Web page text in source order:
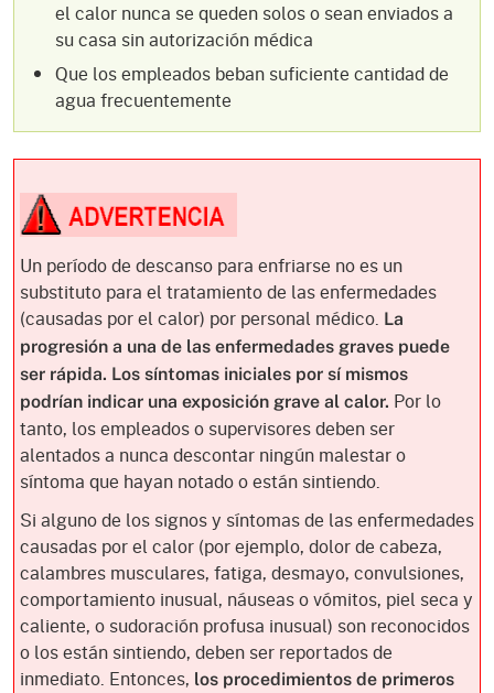
el calor nunca se queden solos o sean enviados a
su casa sin autorización médica
Que los empleados beban suficiente cantidad de
agua frecuentemente
Un período de descanso para enfriarse no es un
substituto para el tratamiento de las enfermedades
(causadas por el calor) por personal médico. La
progresión a una de las enfermedades graves puede
ser rápida. Los síntomas iniciales por sí mismos
podrían indicar una exposición grave al calor. Por lo
tanto, los empleados o supervisores deben ser
alentados a nunca descontar ningún malestar o
síntoma que hayan notado o están sintiendo.
Si alguno de los signos y síntomas de las enfermedades
causadas por el calor (por ejemplo, dolor de cabeza,
calambres musculares, fatiga, desmayo, convulsiones,
comportamiento inusual, náuseas o vómitos, piel seca y
caliente, o sudoración profusa inusual) son reconocidos
o los están sintiendo, deben ser reportados de
inmediato. Entonces, los procedimientos de primeros